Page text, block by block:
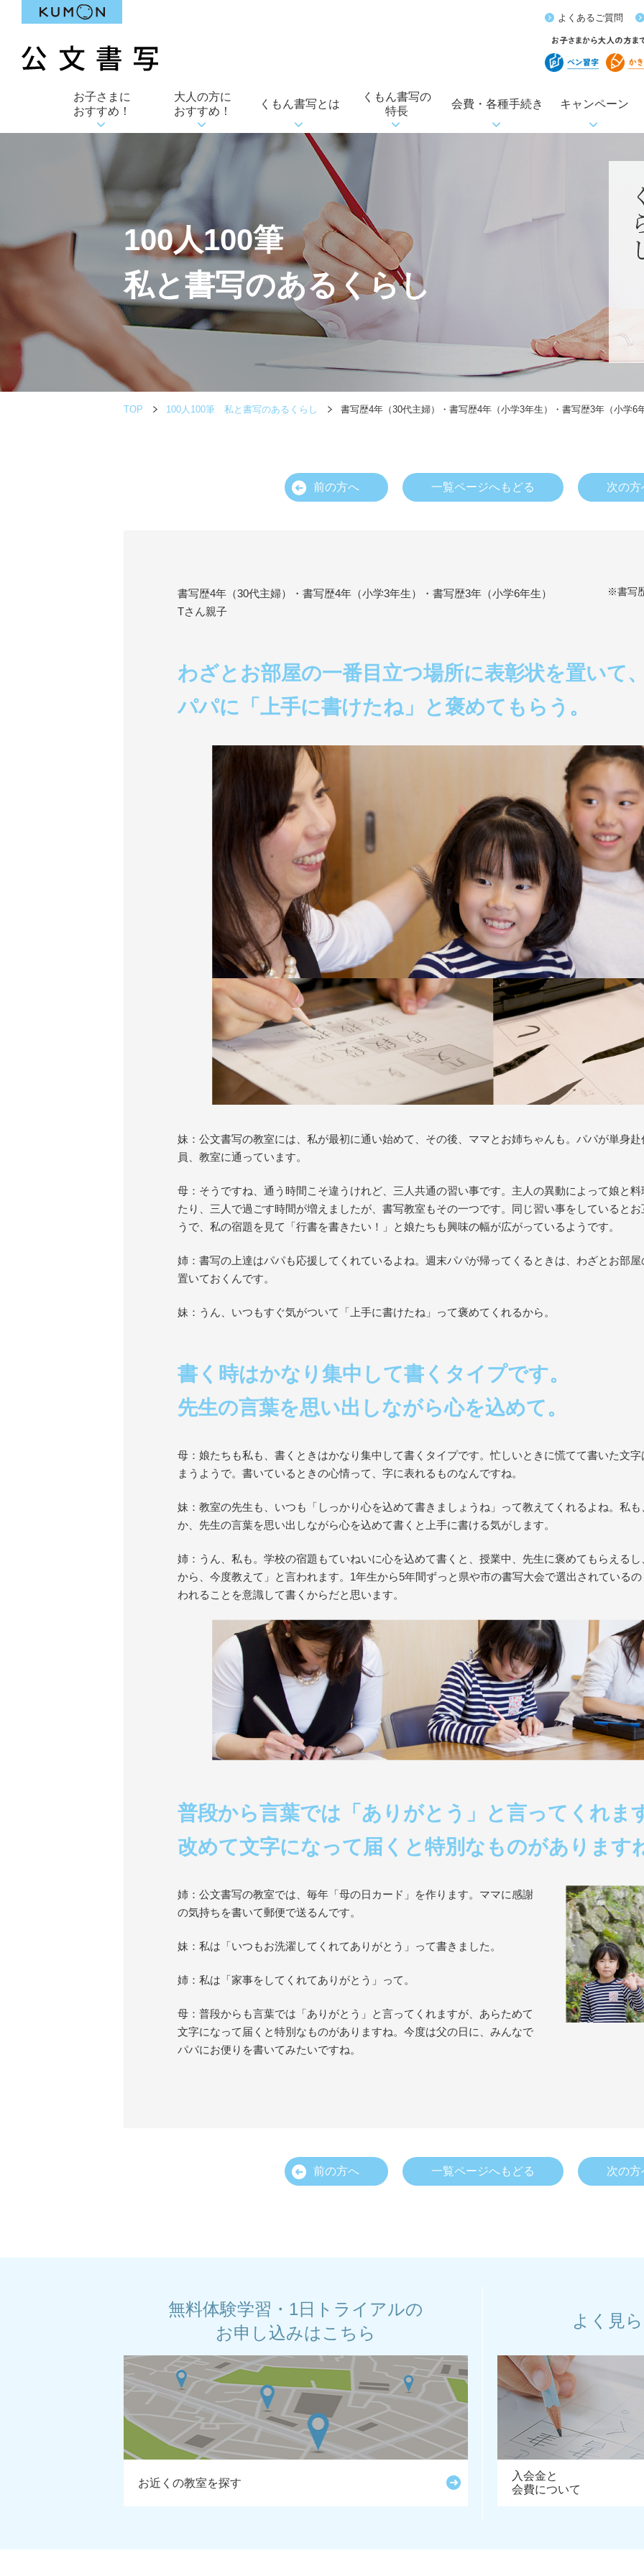
よくあるご質問
お子さまに
おすすめ！
大人の方に
おすすめ！
くもん書写とは
くもん書写の
特長
会費・各種手続き キャンペーン
100人100筆
私と書写のあるくらし
TOP 100人100筆 私と書写のあるくらし 書写歴4年（30代主婦）・書写歴4年（小学3年生）・書写歴3年（小学6
前の方へ 一覧ページへもどる 次の方
※書写
書写歴4年（30代主婦）・書写歴4年（小学3年生）・書写歴3年（小学6年生）
Tさん親子
わざとお部屋の一番目立つ場所に表彰状を置いて
パパに「上手に書けたね」と褒めてもらう。
妹：公文書写の教室には、私が最初に通い始めて、その後、ママとお姉ちゃんも。パパが単身
員、教室に通っています。
母：そうですね、通う時間こそ違うけれど、三人共通の習い事です。主人の異動によって娘と
たり、三人で過ごす時間が増えましたが、書写教室もその一つです。同じ習い事をしていると
うで、私の宿題を見て「行書を書きたい！」と娘たちも興味の幅が広がっているようです。
姉：書写の上達はパパも応援してくれているよね。週末パパが帰ってくるときは、わざとお部
置いておくんです。
妹：うん、いつもすぐ気がついて「上手に書けたね」って褒めてくれるから。
書く時はかなり集中して書くタイプです。
先生の言葉を思い出しながら心を込めて。
母：娘たちも私も、書くときはかなり集中して書くタイプです。忙しいときに慌てて書いた文
まうようで。書いているときの心情って、字に表れるものなんですね。
妹：教室の先生も、いつも「しっかり心を込めて書きましょうね」って教えてくれるよね。私
か、先生の言葉を思い出しながら心を込めて書くと上手に書ける気がします。
姉：うん、私も。学校の宿題もていねいに心を込めて書くと、授業中、先生に褒めてもらえる
から、今度教えて」と言われます。1年生から5年間ずっと県や市の書写大会で選出されている
われることを意識して書くからだと思います。
普段から言葉では「ありがとう」と言ってくれま
改めて文字になって届くと特別なものがあります
姉：公文書写の教室では、毎年「母の日カード」を作ります。ママに感謝
の気持ちを書いて郵便で送るんです。
妹：私は「いつもお洗濯してくれてありがとう」って書きました。
姉：私は「家事をしてくれてありがとう」って。
母：普段からも言葉では「ありがとう」と言ってくれますが、あらためて
文字になって届くと特別なものがありますね。今度は父の日に、みんなで
パパにお便りを書いてみたいですね。
前の方へ 一覧ページへもどる 次の方
無料体験学習・1日トライアルの
お申し込みはこちら
お近くの教室を探す
よく見
入会金と
会費について